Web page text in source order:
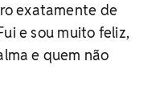
exatamente de
e sou muito feliz,
e quem não